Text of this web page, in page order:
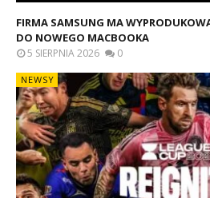
FIRMA SAMSUNG MA
DO NOWEGO MACBOOKA
5 SIERPNIA 2026 0
NEWSY